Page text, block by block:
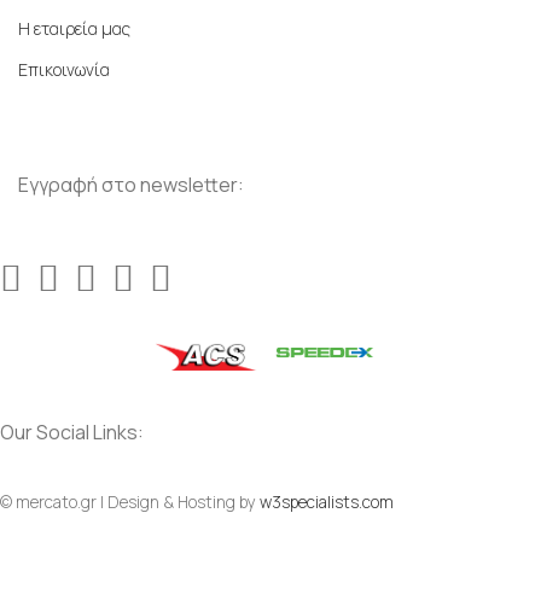
Η εταιρεία μας
Επικοινωνία
Εγγραφή στο newsletter:
Our Social Links:
© mercato.gr | Design & Hosting by w3specialists.com